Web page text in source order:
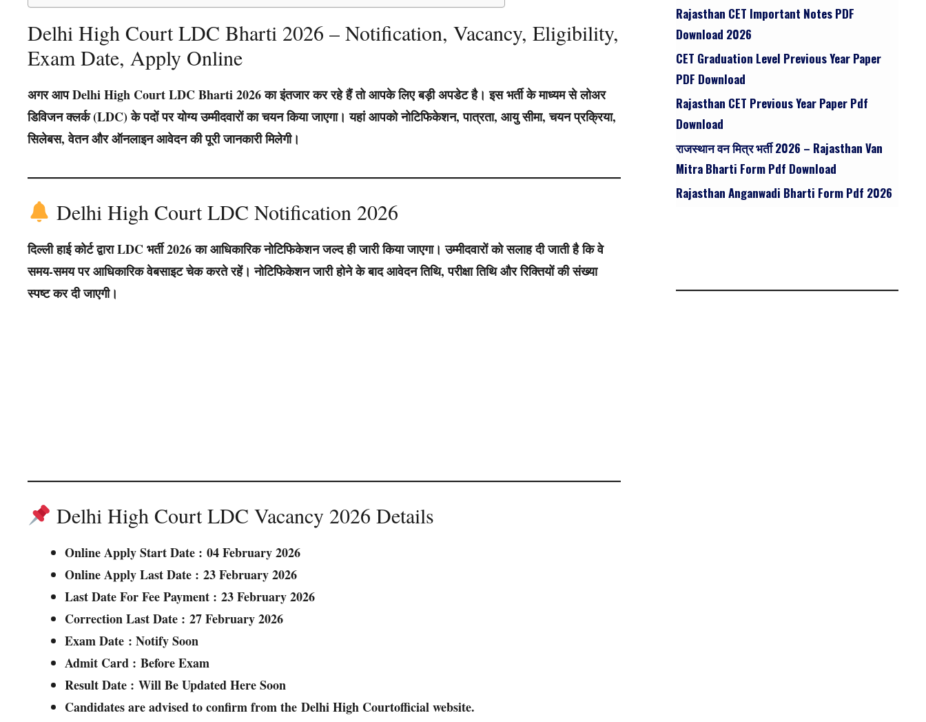
Delhi High Court LDC Bharti 2026 – Notification, Vacancy, Eligibility,
Exam Date, Apply Online
अगर आपDelhi High Court LDC Bharti 2026का इंतजार कर रहे हैं तो आपके लिए बड़ी अपडेट है। इस भर्ती के माध्यम से लोअर
डिविजन क्लर्क (LDC) के पदों पर योग्य उम्मीदवारों का चयन किया जाएगा। यहां आपको नोटिफिकेशन, पात्रता, आयु सीमा, चयन प्रक्रिया,
सिलेबस, वेतन और ऑनलाइन आवेदन की पूरी जानकारी मिलेगी।
Delhi High Court LDC Notification 2026
दिल्ली हाई कोर्ट द्वारा LDC भर्ती 2026 का आधिकारिक नोटिफिकेशन जल्द ही जारी किया जाएगा। उम्मीदवारों को सलाह दी जाती है कि वे
समय-समय पर आधिकारिक वेबसाइट चेक करते रहें। नोटिफिकेशन जारी होने के बाद आवेदन तिथि, परीक्षा तिथि और रिक्तियों की संख्या
स्पष्ट कर दी जाएगी।
Delhi High Court LDC Vacancy 2026 Details
Online Apply Start Date : 04 February 2026
Online Apply Last Date : 23 February 2026
Last Date For Fee Payment : 23 February 2026
Correction Last Date : 27 February 2026
Exam Date : Notify Soon
Admit Card : Before Exam
Result Date : Will Be Updated Here Soon
Candidates are advised to confirm from the Delhi High Courtofficial website.
Rajasthan CET Important Notes PDF
Download 2026
CET Graduation Level Previous Year Paper
PDF Download
Rajasthan CET Previous Year Paper Pdf
Download
राजस्थान वन मित्र भर्ती 2026 – Rajasthan Van
Mitra Bharti Form Pdf Download
Rajasthan Anganwadi Bharti Form Pdf 2026